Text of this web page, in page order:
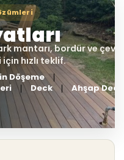
Döşeme
Deck
Ahşap